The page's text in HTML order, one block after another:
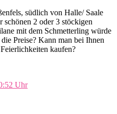
südlich von Halle/ Saale
schönen 2 oder 3 stöckigen
mit dem Schmetterling würde
Preise? Kann man bei Ihnen
kaufen?
Uhr